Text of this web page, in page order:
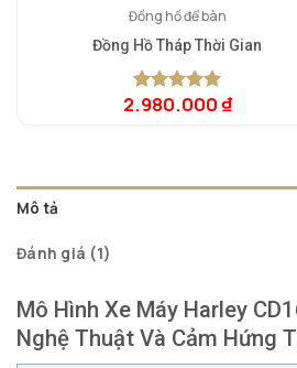
Đồng hồ để bàn
Đồng Hồ Tháp Thời Gian
5.00trên 5
1
2.980.000₫
Mô tả
Đánh giá (1)
Mô Hình Xe Máy Harley
Nghệ Thuật Và Cảm Hứng